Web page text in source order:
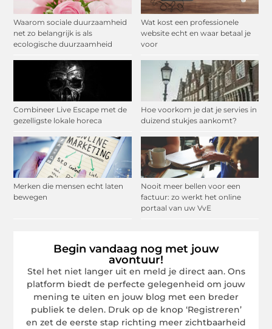
Waarom sociale duurzaamheid
net zo belangrijk is als
ecologische duurzaamheid
Wat kost een professionele
website echt en waar betaal je
voor
Combineer Live Escape met de
gezelligste lokale horeca
Hoe voorkom je dat je servies in
duizend stukjes aankomt?
Merken die mensen echt laten
bewegen
Nooit meer bellen voor een
factuur: zo werkt het online
portaal van uw VvE
Begin vandaag nog met jouw
avontuur!
Stel het niet langer uit en meld je direct aan. Ons
platform biedt de perfecte gelegenheid om jouw
mening te uiten en jouw blog met een breder
publiek te delen. Druk op de knop ‘Registreren’
en zet de eerste stap richting meer zichtbaarheid